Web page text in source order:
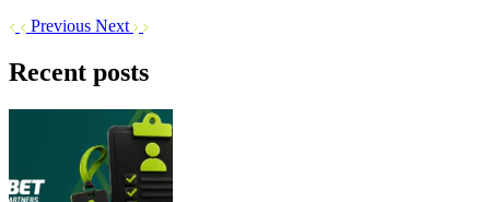
Previous Next
Recent posts